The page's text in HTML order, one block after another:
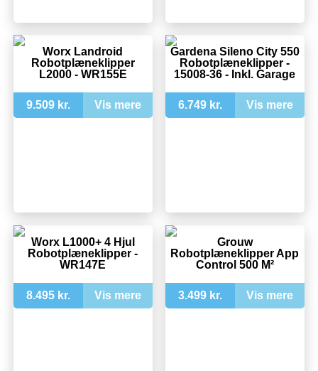
Worx Landroid
Robotplæneklipper
L2000 - WR155E
9.509 kr. Vis mere
Gardena Sileno City 550
Robotplæneklipper -
15008-36 - Inkl. Garage
6.749 kr. Vis mere
Worx L1000+ 4 Hjul
Robotplæneklipper -
WR147E
8.495 kr. Vis mere
Grouw
Robotplæneklipper App
Control 500 M²
3.499 kr. Vis mere